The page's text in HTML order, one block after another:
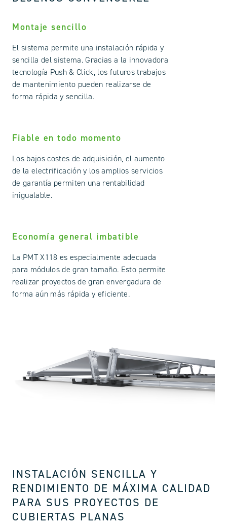
Montaje sencillo
El sistema permite una instalación rápida y
sencilla del sistema. Gracias a la innovadora
tecnología Push & Click, los futuros trabajos
de mantenimiento pueden realizarse de
forma rápida y sencilla.
Fiable en todo momento
Los bajos costes de adquisición, el aumento
de la electrificación y los amplios servicios
de garantía permiten una rentabilidad
inigualable.
Economía general imbatible
La PMT X118 es especialmente adecuada
para módulos de gran tamaño. Esto permite
realizar proyectos de gran envergadura de
forma aún más rápida y eficiente.
INSTALACIÓN SENCILLA Y
RENDIMIENTO DE MÁXIMA CALIDAD
PARA SUS PROYECTOS DE
CUBIERTAS PLANAS